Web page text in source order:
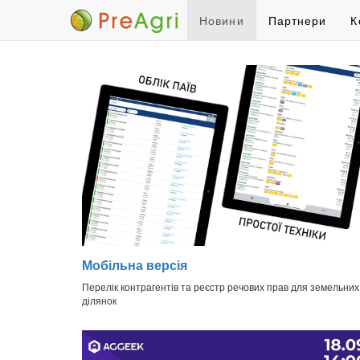
Новини Партнери
Мобільна версія
Перелік контрагентів та реєстр речових прав для земельних
ділянок